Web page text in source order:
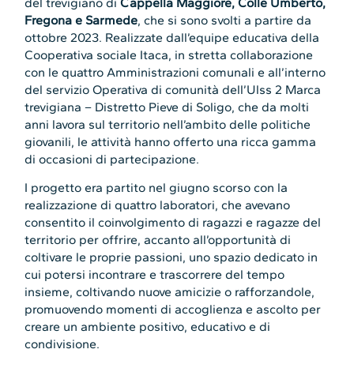
Fregona e Sarmede, che si sono svolti a partire da
ottobre 2023. Realizzate dall’equipe educativa della
Cooperativa sociale Itaca, in stretta collaborazione
con le quattro Amministrazioni comunali e all’interno
del servizio Operativa di comunità dell’Ulss 2 Marca
trevigiana – Distretto Pieve di Soligo, che da molti
anni lavora sul territorio nell’ambito delle politiche
giovanili, le attività hanno offerto una ricca gamma
di occasioni di partecipazione.
I progetto era partito nel giugno scorso con la
realizzazione di quattro laboratori, che avevano
consentito il coinvolgimento di ragazzi e ragazze del
territorio per offrire, accanto all’opportunità di
coltivare le proprie passioni, uno spazio dedicato in
cui potersi incontrare e trascorrere del tempo
insieme, coltivando nuove amicizie o rafforzandole,
promuovendo momenti di accoglienza e ascolto per
creare un ambiente positivo, educativo e di
condivisione.